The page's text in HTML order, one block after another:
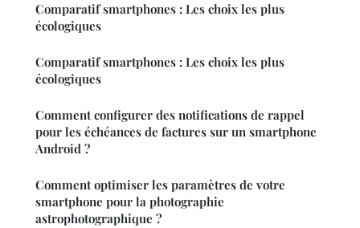
Comparatif smartphones : Les choix les plus
écologiques
Comparatif smartphones : Les choix les plus
écologiques
Comment configurer des notifications de rappel
pour les échéances de factures sur un smartphone
Android ?
Comment optimiser les paramètres de votre
smartphone pour la photographie
astrophotographique ?